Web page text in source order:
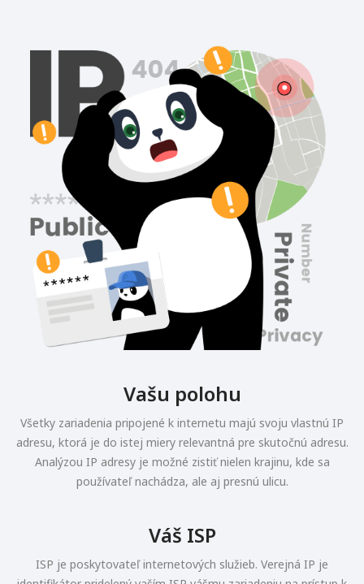
Vašu polohu
Všetky zariadenia pripojené k internetu majú svoju vlastnú IP
adresu, ktorá je do istej miery relevantná pre skutočnú adresu.
Analýzou IP adresy je možné zistiť nielen krajinu, kde sa
používateľ nachádza, ale aj presnú ulicu.
Váš ISP
ISP je poskytovateľ internetových služieb. Verejná IP je